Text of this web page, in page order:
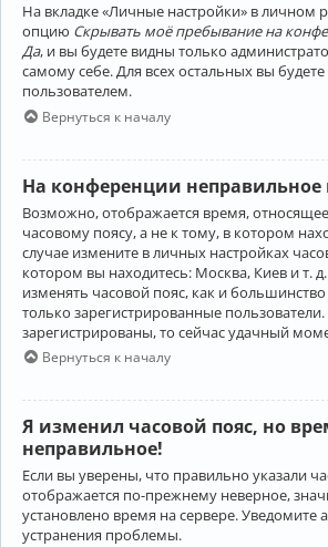
На вкладке «Личные настройки» в личном
опцию Скрывать моё пребывание на
Да, и вы будете видны только
самому себе. Для всех остальных вы
пользователем.
Вернуться к началу
На конференции неправильное
Возможно, отображается время,
часовому поясу, а не к тому, в котором
случае измените в личных настройках
котором вы находитесь: Москва, Киев и т.
изменять часовой пояс, как и
только зарегистрированные
зарегистрированы, то сейчас удачный
Вернуться к началу
Я изменил часовой пояс, но
неправильное!
Если вы уверены, что правильно указали
отображается по-прежнему неверное,
установлено время на сервере. Уведомите
устранения проблемы.